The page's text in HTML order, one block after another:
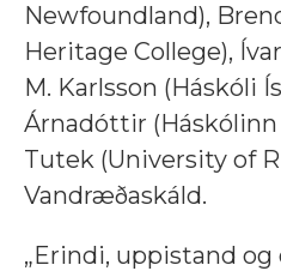
Newfoundland),
Heritage College),
M. Karlsson (Háskóli
Árnadóttir (Háskólinn
Tutek (University of
Vandræðaskáld.
„Erindi, uppistand